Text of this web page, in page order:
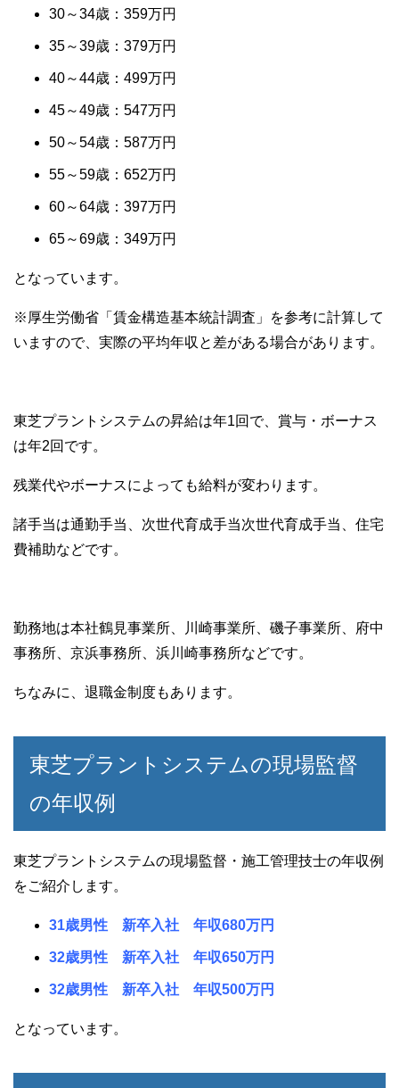
30～34歳：359万円
35～39歳：379万円
40～44歳：499万円
45～49歳：547万円
50～54歳：587万円
55～59歳：652万円
60～64歳：397万円
65～69歳：349万円
となっています。
※厚生労働省「賃金構造基本統計調査」を参考に計算して
いますので、実際の平均年収と差がある場合があります。
東芝プラントシステムの昇給は年1回で、賞与・ボーナス
は年2回です。
残業代やボーナスによっても給料が変わります。
諸手当は通勤手当、次世代育成手当次世代育成手当、住宅
費補助などです。
勤務地は本社鶴見事業所、川崎事業所、磯子事業所、府中
事務所、京浜事務所、浜川崎事務所などです。
ちなみに、退職金制度もあります。
東芝プラントシステムの現場監督
の年収例
東芝プラントシステムの現場監督・施工管理技士の年収例
をご紹介します。
31歳男性 新卒入社 年収680万円
32歳男性 新卒入社 年収650万円
32歳男性 新卒入社 年収500万円
となっています。